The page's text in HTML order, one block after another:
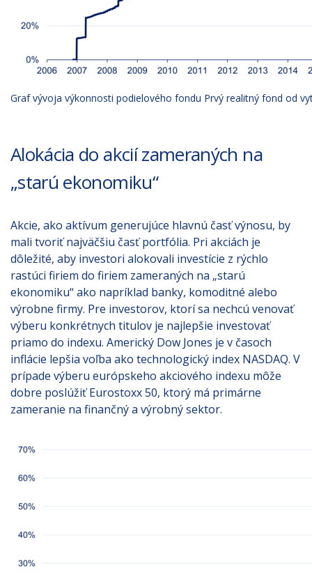
Graf vývoja výkonnosti podielového fondu Prvý realitný fond od
Alokácia do akcií zameraných na
„starú ekonomiku“
Akcie, ako aktívum generujúce hlavnú časť výnosu, by
mali tvoriť najväčšiu časť portfólia. Pri akciách je
dôležité, aby investori alokovali investície z rýchlo
rastúci firiem do firiem zameraných na „starú
ekonomiku“ ako napríklad banky, komoditné alebo
výrobne firmy. Pre investorov, ktorí sa nechcú venovať
výberu konkrétnych titulov je najlepšie investovať
priamo do indexu. Americký Dow Jones je v časoch
inflácie lepšia voľba ako technologický index NASDAQ. V
prípade výberu európskeho akciového indexu môže
dobre poslúžiť Eurostoxx 50, ktorý má primárne
zameranie na finančný a výrobný sektor.